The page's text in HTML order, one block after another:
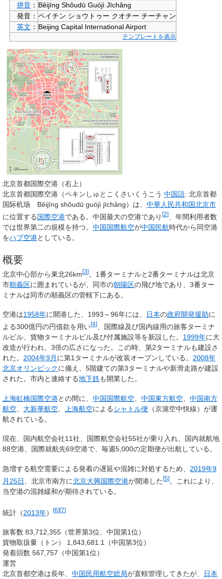
拼音 ： Bĕijīng Shŏudū Guójì Jīchǎng
発音： ペイチン ショウトゥー クオチー チーチャン
英文 ： Beijing Capital International Airport
テンプレートを表示
北京首都国際空港（右上）
北京首都国際空港 （ペキンしゅとこくさいくうこう 中国語: 北京首都
国际机场 Běijīng shǒudū guójì jīchǎng）は、 中華人民共和国北京市
に位置する国際空港である。中国最大の空港であり [2]
、年間利用者数
では世界第二の規模を持つ。 中国国際航空が中国民航時代から同空港
をハブ空港としている。
概要
北京中心部から東北26km[3] 。1番ターミナルと2番ターミナルは北京
市順義区に囲まれているが、同市の朝陽区の飛び地であり、3番ター
ミナルは同市の順義区の管轄下にある。
空港は1958年に開港した、1993～96年には、 日本の政府開発援助に
よる300億円の円借款を用い[4]
、国際線及び国内線用の旅客ターミナ
ルビル、貨物ターミナルビル及び付属施設等を新設した。 1999年に大
改造が行われ、3倍の広さになった。この時、第2ターミナルも建設さ
れた。 2004年9月 に第1ターミナルが改装オープンしている。 2008年
北京オリンピックに備え、5階建ての第3ターミナルや新滑走路が建設
された。市内と連絡する地下鉄も開業した。
上海虹橋国際空港との間に、 中国国際航空 中国東方航空
中国南方
航空
大新華航空 上海航空によるシャトル便 （京滬空中快線）が運
航されている。
現在、国内航空会社11社、国際航空会社55社が乗り入れ、国内就航地
88空港、国際就航先69空港で、毎週5,000の定期便が出航している。
急増する航空需要による発着の遅延や混雑に対処するため、 2019年9
月25日
、北京市南方に北京大興国際空港が開港した[5]。これにより、
当空港の混雑緩和が期待されている。
統計（2013年） [6][7]
旅客数 83,712,355（世界第3位、中国第1位）
貨物取扱量（トン） 1,843,681.1（中国第3位）
発着回数 567,757（中国第1位）
運営
北京首都空港は長年、 中国民用航空総局が直轄管理してきたが、 日本